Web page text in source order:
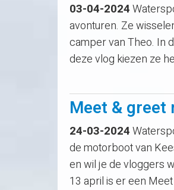
03-04-2024
avonturen. Ze
camper van Theo. In
deze vlog kiezen ze
Meet & greet
24-03-2024
de motorboot van
en wil je de vloggers
13 april is er een